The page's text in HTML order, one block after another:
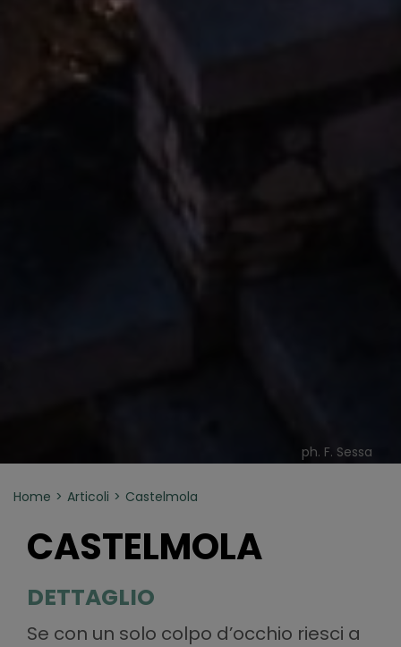
ph. F. Sessa
Home Articoli Castelmola
CASTELMOLA
DETTAGLIO
Se con un solo colpo d’occhio riesci a